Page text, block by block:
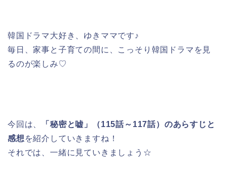
韓国ドラマ大好き、ゆきママです♪
毎日、家事と子育ての間に、こっそり韓国ドラマを見
るのが楽しみ♡
今回は、
「秘密と嘘」（115話～117話）のあらすじと
感想 を紹介していきますね！
それでは、一緒に見ていきましょう☆